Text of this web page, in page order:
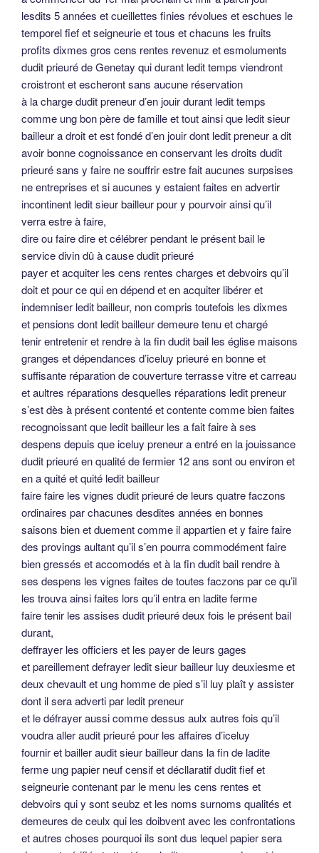
lesdits 5 années et cueillettes finies révolues et eschues le
temporel fief et seigneurie et tous et chacuns les fruits
profits dixmes gros cens rentes revenuz et esmoluments
dudit prieuré de Genetay qui durant ledit temps viendront
croistront et escheront sans aucune réservation
à la charge dudit preneur d’en jouir durant ledit temps
comme ung bon père de famille et tout ainsi que ledit sieur
bailleur a droit et est fondé d’en jouir dont ledit preneur a dit
avoir bonne cognoissance en conservant les droits dudit
prieuré sans y faire ne souffrir estre fait aucunes surpsises
ne entreprises et si aucunes y estaient faites en advertir
incontinent ledit sieur bailleur pour y pourvoir ainsi qu’il
verra estre à faire,
dire ou faire dire et célébrer pendant le présent bail le
service divin dû à cause dudit prieuré
payer et acquiter les cens rentes charges et debvoirs qu’il
doit et pour ce qui en dépend et en acquiter libérer et
indemniser ledit bailleur, non compris toutefois les dixmes
et pensions dont ledit bailleur demeure tenu et chargé
tenir entretenir et rendre à la fin dudit bail les église maisons
granges et dépendances d’iceluy prieuré en bonne et
suffisante réparation de couverture terrasse vitre et carreau
et aultres réparations desquelles réparations ledit preneur
s’est dès à présent contenté et contente comme bien faites
recognoissant que ledit bailleur les a fait faire à ses
despens depuis que iceluy preneur a entré en la jouissance
dudit prieuré en qualité de fermier 12 ans sont ou environ et
en a quité et quité ledit bailleur
faire faire les vignes dudit prieuré de leurs quatre faczons
ordinaires par chacunes desdites années en bonnes
saisons bien et duement comme il appartien et y faire faire
des provings aultant qu’il s’en pourra commodément faire
bien gressés et accomodés et à la fin dudit bail rendre à
ses despens les vignes faites de toutes faczons par ce qu’il
les trouva ainsi faites lors qu’il entra en ladite ferme
faire tenir les assises dudit prieuré deux fois le présent bail
durant,
deffrayer les officiers et les payer de leurs gages
et pareillement defrayer ledit sieur bailleur luy deuxiesme et
deux chevault et ung homme de pied s’il luy plaît y assister
dont il sera adverti par ledit preneur
et le défrayer aussi comme dessus aulx autres fois qu’il
voudra aller audit prieuré pour les affaires d’iceluy
fournir et bailler audit sieur bailleur dans la fin de ladite
ferme ung papier neuf censif et décllaratif dudit fief et
seigneurie contenant par le menu les cens rentes et
debvoirs qui y sont seubz et les noms surnoms qualités et
demeures de ceulx qui les doibvent avec les confrontations
et autres choses pourquoi ils sont dus lequel papier sera